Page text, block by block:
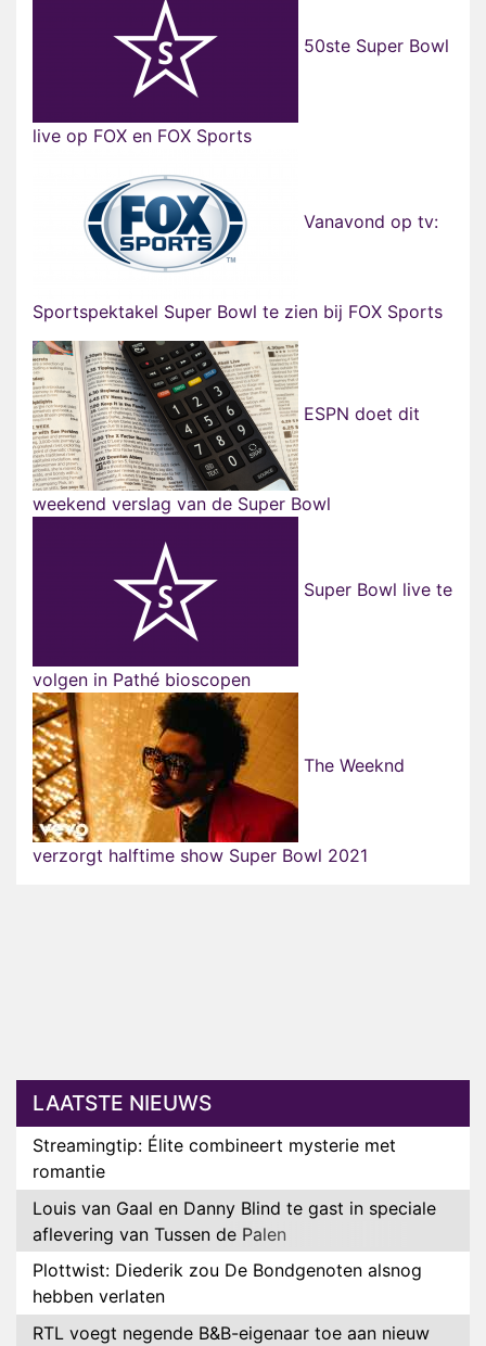
50ste Super Bowl
live op FOX en FOX Sports
Vanavond op tv:
Sportspektakel Super Bowl te zien bij FOX Sports
ESPN doet dit
weekend verslag van de Super Bowl
Super Bowl live te
volgen in Pathé bioscopen
The Weeknd
verzorgt halftime show Super Bowl 2021
LAATSTE NIEUWS
Streamingtip: Élite combineert mysterie met
romantie
Louis van Gaal en Danny Blind te gast in speciale
aflevering van Tussen de Palen
Plottwist: Diederik zou De Bondgenoten alsnog
hebben verlaten
RTL voegt negende B&B-eigenaar toe aan nieuw